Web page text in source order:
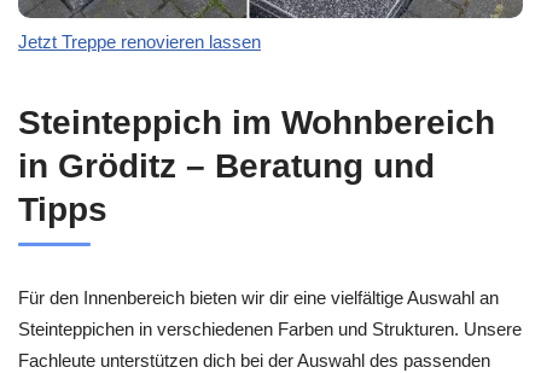
Jetzt Treppe renovieren lassen
Steinteppich im Wohnbereich
in Gröditz – Beratung und
Tipps
Für den Innenbereich bieten wir dir eine vielfältige Auswahl an
Steinteppichen in verschiedenen Farben und Strukturen. Unsere
Fachleute unterstützen dich bei der Auswahl des passenden